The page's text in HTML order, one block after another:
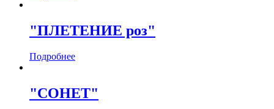
"ПЛЕТЕНИЕ роз"
Подробнее
"СОНЕТ"